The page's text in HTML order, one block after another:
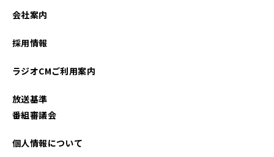
会社案内
採用情報
ラジオCMご利用案内
放送基準
番組審議会
個人情報について